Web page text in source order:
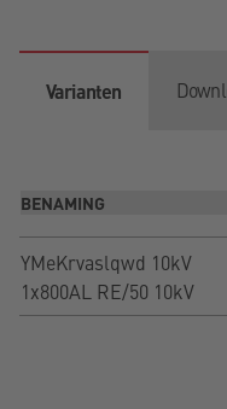
Varianten
YMeKrvaslqwd 10kV
1x800AL RE/50 10kV